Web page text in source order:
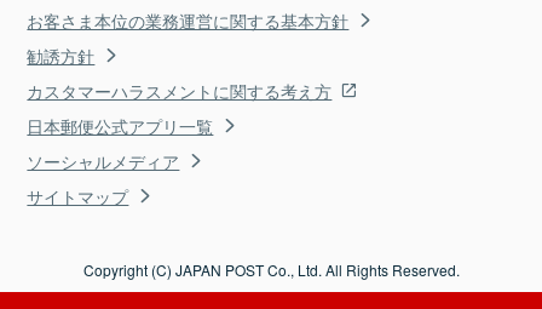
お客さま本位の業務運営に関する基本方針
勧誘方針
カスタマーハラスメントに関する考え方
日本郵便公式アプリ一覧
ソーシャルメディア
サイトマップ
Copyright (C) JAPAN POST Co., Ltd. All Rights Reserved.